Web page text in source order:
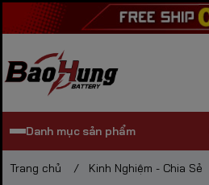
Danh mục sản phẩm
Trang chủ / Kinh Nghiệm - Chia Sẻ